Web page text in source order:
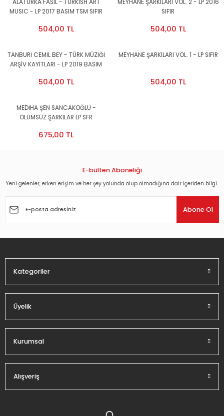
ALATURKA FASIL - TURKISH ART
MUSIC - LP 2017 BASIM TSM SIFIR
504,00 TL
MEYHANE ŞARKILARI VOL. 2 - LP 2016
SIFIR
504,00 TL
TANBURİ CEMİL BEY - TÜRK MÜZİĞİ
ARŞİV KAYITLARI - LP 2019 BASIM
504,00 TL
MEYHANE ŞARKILARI VOL. 1 - LP SIFIR
504,00 TL
MEDİHA ŞEN SANCAKOĞLU -
ÖLÜMSÜZ ŞARKILAR LP SFR
675,00 TL
E-bülten Aboneliği
Yeni gelenler, erken erişim ve her şey yolunda olup olmadığına dair içeriden bilgi.
Abone Ol
Kategoriler
Üyelik
Kurumsal
Alışveriş